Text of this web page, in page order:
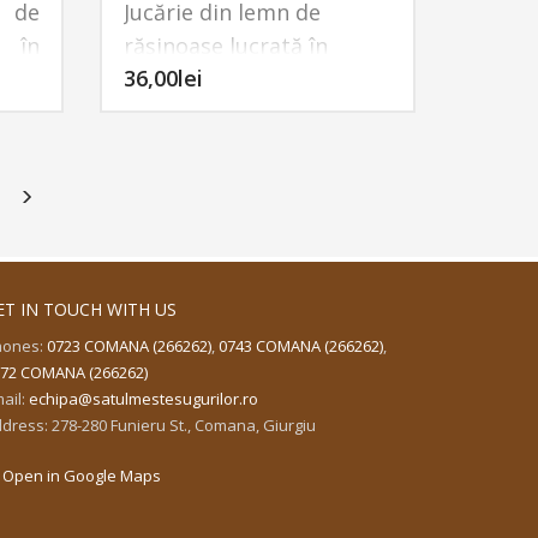
în
Jucărie din lemn de
răşinoase lucrată în
Atelierul de lemn
originală.
36,00lei
IN TOUCH WITH US
0723 COMANA (266262),0743 COMANA (266262),
COMANA (266262)
echipa@satulmestesugurilor.ro
278-280 Funieru St., Comana, Giurgiu
Open in Google Maps